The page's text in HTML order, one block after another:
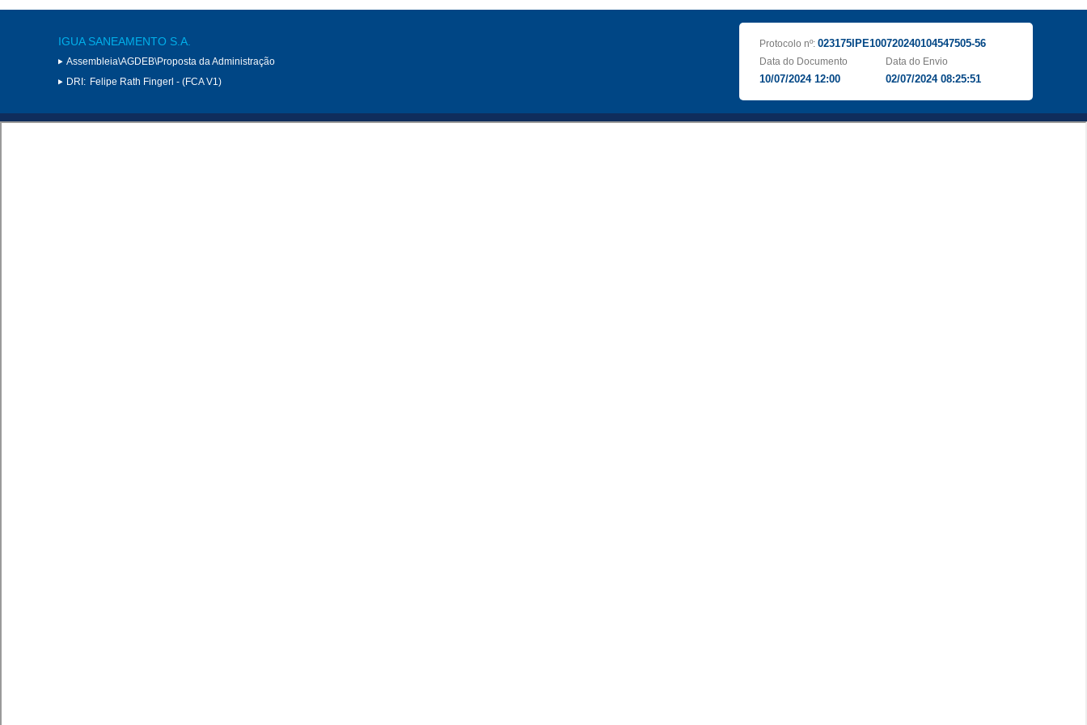
IGUA SANEAMENTO S.A.
Assembleia\AGDEB\Proposta da Administração
DRI: Felipe Rath Fingerl - (FCA V1)
Protocolo nº: 023175IPE100720240104547505-56
Data do Documento
10/07/2024 12:00
Data do Envio
02/07/2024 08:25:51